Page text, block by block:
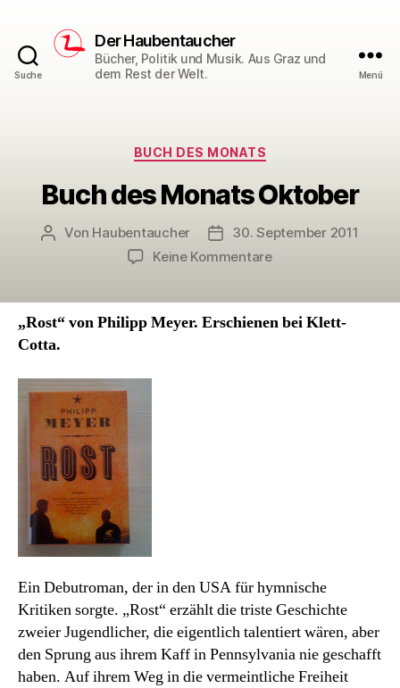
Suche
Der Haubentaucher
Bücher, Politik und Musik. Aus Graz und
dem Rest der Welt.
Menü
Kategorien
BUCH DES MONATS
Buch des Monats Oktober
Beitragsautor
Von Haubentaucher Veröffentlichungsdatum
30. September 2011
Keine Kommentarezu
Monats
„Rost“ von Philipp Meyer. Erschienen bei Klett-
Cotta.
Ein Debutroman, der in den USA für hymnische
Kritiken sorgte. „Rost“ erzählt die triste Geschichte
zweier Jugendlicher, die eigentlich talentiert wären, aber
den Sprung aus ihrem Kaff in Pennsylvania nie geschafft
haben. Auf ihrem Weg in die vermeintliche Freiheit